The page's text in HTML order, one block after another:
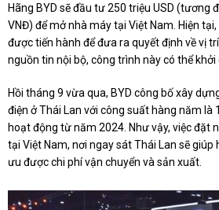
Hãng BYD sẽ đầu tư 250 triệu USD (tương
VNĐ) để mở nhà máy tại Việt Nam. Hiện
được tiến hành để đưa ra quyết định về vị
nguồn tin nội bộ, công trình này có thể
Hồi tháng 9 vừa qua, BYD công bố xây
điện ở Thái Lan với công suất hàng năm là
hoạt động từ năm 2024. Như vậy, việc đặt
tại Việt Nam, nơi ngay sát Thái Lan sẽ giúp
ưu được chi phí vận chuyển và sản xuất.